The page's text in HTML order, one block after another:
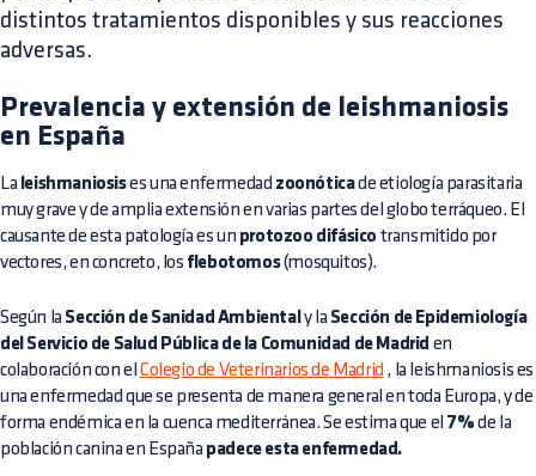
distintos tratamientos disponibles y sus reacciones
adversas.
Prevalencia y extensión de leishmaniosis
en España
La leishmaniosises una enfermedad zoonóticade etiología parasitaria
muy grave y de amplia extensión en varias partes del globo terráqueo. El
causante de esta patología es un protozoo difásico transmitido por
vectores, en concreto, los flebotomos(mosquitos).
Según la Sección de Sanidad Ambiental y la Sección de Epidemiología
del Servicio de Salud Pública de la Comunidad de Madrid en
colaboración con el Colegio de Veterinarios de Madrid , la leishmaniosis es
una enfermedad que se presenta de manera general en toda Europa, y de
forma endémica en la cuenca mediterránea. Se estima que el 7% de la
población canina en España padece esta enfermedad.